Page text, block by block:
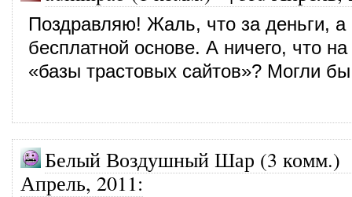
Поздравляю! Жаль, что за деньги, а
бесплатной основе. А ничего, что
«базы трастовых сайтов»? Могли
Белый Воздушный Шар (3
Апрель, 2011: